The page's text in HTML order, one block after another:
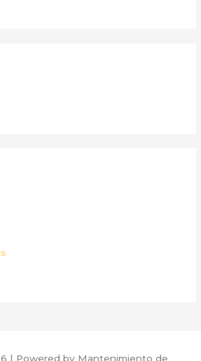
| Powered by Mantenimiento de